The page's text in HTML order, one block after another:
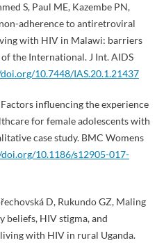
S, Paul ME, Kazembe PN,
adherence to antiretroviral
with HIV in Malawi: barriers
the International. J Int. AIDS
10.7448/IAS.20.1.21437
Factors influencing the experience
for female adolescents with
case study. BMC Womens
10.1186/s12905-017-
D, Rukundo GZ, Maling
beliefs, HIV stigma, and
with HIV in rural Uganda.